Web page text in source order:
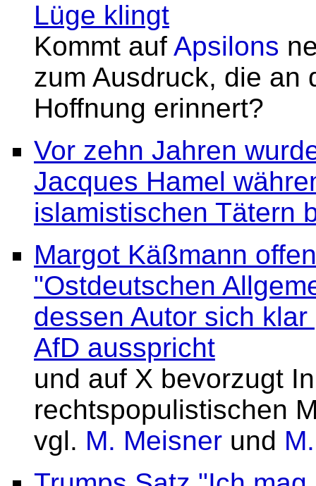
Lüge klingt
Kommt auf Apsilons
zum Ausdruck, die an
Hoffnung erinnert?
Vor zehn Jahren
Jacques Hamel
islamistischen Tätern
Margot Käßmann
"Ostdeutschen
dessen Autor sich
AfD ausspricht
und auf X bevorzugt
rechtspopulistischen
vgl. M. Meisner und